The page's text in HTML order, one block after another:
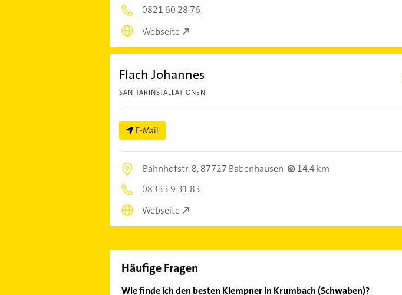
0821 60 28 76
Webseite
Flach Johannes
SANITÄRINSTALLATIONEN
E-Mail
Bahnhofstr. 8,87727 Babenhausen
14,4 km
08333 9 31 83
Webseite
Häufige Fragen
Wie finde ich den besten Klempner in Krumbach (Schwaben)?